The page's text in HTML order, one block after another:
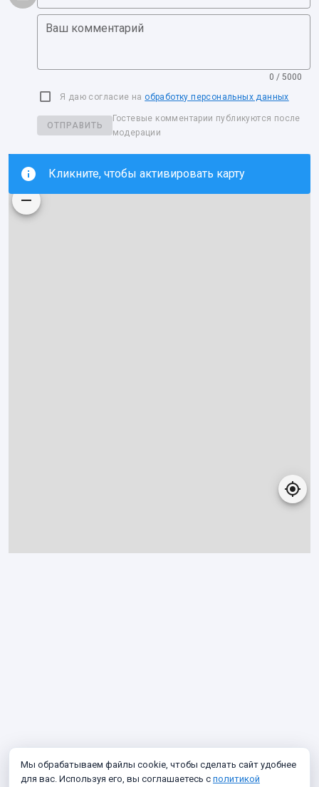
Ваш комментарий
0 / 5000
Я даю согласие на обработку персональных данных
ОТПРАВИТЬ
Гостевые комментарии публикуются после
модерации
Кликните, чтобы активировать карту
Мы обрабатываем файлы cookie, чтобы сделать сайт удобнее
для вас. Используя его, вы соглашаетесь с политикой